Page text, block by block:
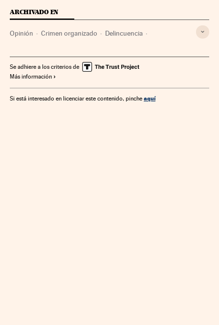
ARCHIVADO EN
Opinión Crimen organizado Delincuencia
Europa Organizaciones internacionales Economía
Telecomunicaciones
Comunicaciones Finanzas Justicia Ciencia
Se adhiere a los criterios de
Más información
Si está interesado en licenciar este contenido, pinche aquí